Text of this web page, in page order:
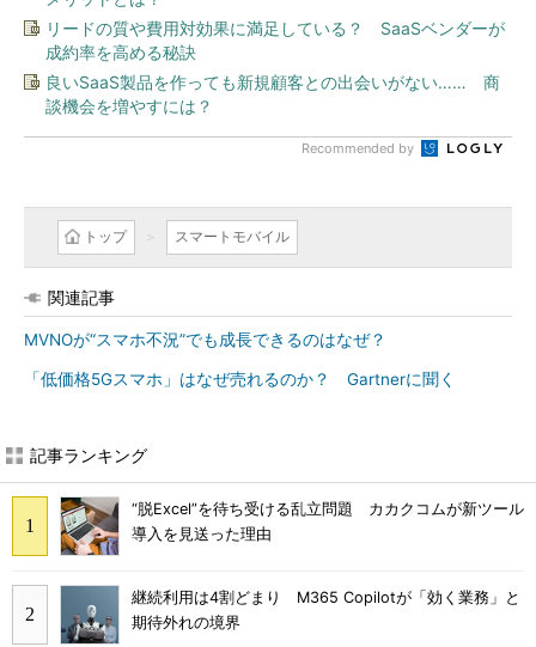
リードの質や費用対効果に満足している？ SaaSベンダーが
成約率を高める秘訣
良いSaaS製品を作っても新規顧客との出会いがない…… 商
談機会を増やすには？
Recommended by
トップ スマートモバイル
関連記事
MVNOが“スマホ不況”でも成長できるのはなぜ？
「低価格5Gスマホ」はなぜ売れるのか？ Gartnerに聞く
記事ランキング
“脱Excel”を待ち受ける乱立問題 カカクコムが新ツール
導入を見送った理由
継続利用は4割どまり M365 Copilotが「効く業務」と
期待外れの境界